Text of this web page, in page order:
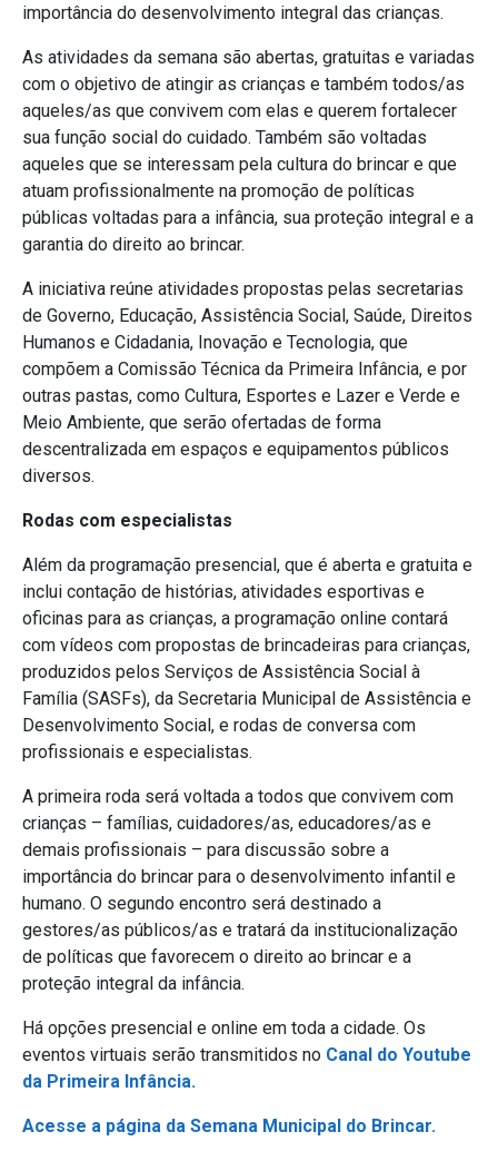
importância do desenvolvimento integral das crianças.
As atividades da semana são abertas, gratuitas e variadas
com o objetivo de atingir as crianças e também todos/as
aqueles/as que convivem com elas e querem fortalecer
sua função social do cuidado. Também são voltadas
aqueles que se interessam pela cultura do brincar e que
atuam profissionalmente na promoção de políticas
públicas voltadas para a infância, sua proteção integral e a
garantia do direito ao brincar.
A iniciativa reúne atividades propostas pelas secretarias
de Governo, Educação, Assistência Social, Saúde, Direitos
Humanos e Cidadania, Inovação e Tecnologia, que
compõem a Comissão Técnica da Primeira Infância, e por
outras pastas, como Cultura, Esportes e Lazer e Verde e
Meio Ambiente, que serão ofertadas de forma
descentralizada em espaços e equipamentos públicos
diversos.
Rodas com especialistas
Além da programação presencial, que é aberta e gratuita e
inclui contação de histórias, atividades esportivas e
oficinas para as crianças, a programação online contará
com vídeos com propostas de brincadeiras para crianças,
produzidos pelos Serviços de Assistência Social à
Família (SASFs), da Secretaria Municipal de Assistência e
Desenvolvimento Social, e rodas de conversa com
profissionais e especialistas.
A primeira roda será voltada a todos que convivem com
crianças – famílias, cuidadores/as, educadores/as e
demais profissionais – para discussão sobre a
importância do brincar para o desenvolvimento infantil e
humano. O segundo encontro será destinado a
gestores/as públicos/as e tratará da institucionalização
de políticas que favorecem o direito ao brincar e a
proteção integral da infância.
Há opções presencial e online em toda a cidade. Os
eventos virtuais serão transmitidos no Canal do Youtube
da Primeira Infância.
Acesse a página da Semana Municipal do Brincar.